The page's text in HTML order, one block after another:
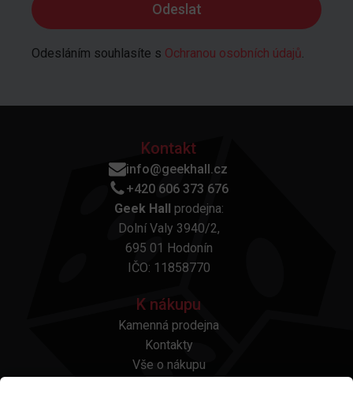
Odesláním souhlasíte s Ochranou osobních údajů.
Kontakt
info@geekhall.cz
+420 606 373 676
Geek Hall prodejna:
Dolní Valy 3940/2,
695 01 Hodonín
IČO: 11858770
K nákupu
Kamenná prodejna
Kontakty
Vše o nákupu